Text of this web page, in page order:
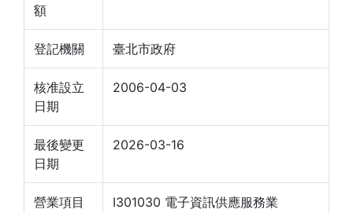
額
登記機關 臺北市政府
核准設立
日期
2006-04-03
最後變更
日期
2026-03-16
營業項目
I301030 電子資訊供應服務業